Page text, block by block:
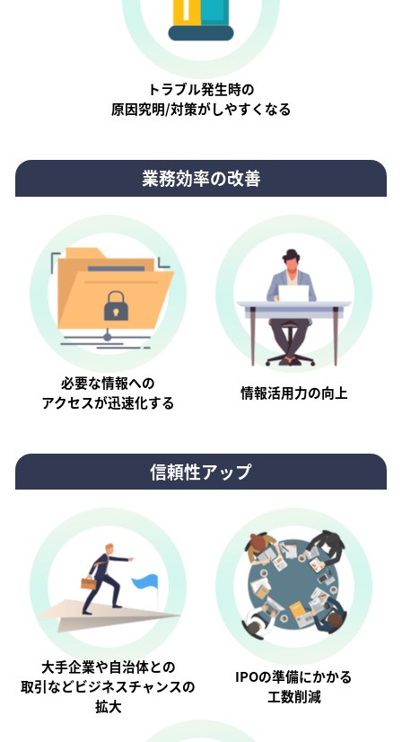
トラブル発生時の
原因究明/対策がしやすくなる
業務効率の改善
必要な情報への
アクセスが迅速化する
情報活⽤⼒の向上
信頼性アップ
大手企業や自治体との
取引などビジネスチャンスの
拡大
IPOの準備にかかる
工数削減